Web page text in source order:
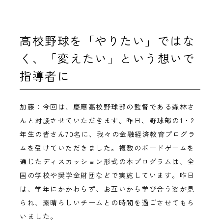
高校野球を「やりたい」ではな
く、「変えたい」という想いで
指導者に
加藤：今回は、慶應高校野球部の監督である森林さ
んと対談させていただきます。昨日、野球部の1・2
年生の皆さん70名に、我々の金融経済教育プログラ
ムを受けていただきました。複数のボードゲームを
通じたディスカッション形式の本プログラムは、全
国の学校や奨学金財団などで実施しています。昨日
は、学年にかかわらず、お互いから学び合う姿が見
られ、素晴らしいチームとの時間を過ごさせてもら
いました。